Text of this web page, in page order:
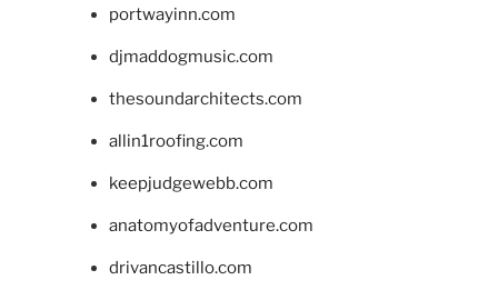
portwayinn.com
djmaddogmusic.com
thesoundarchitects.com
allin1roofing.com
keepjudgewebb.com
anatomyofadventure.com
drivancastillo.com